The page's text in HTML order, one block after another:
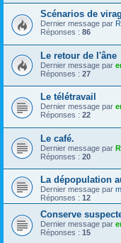
Scénarios de
Dernier message par
Réponses : 86
Le retour de l'âne
Dernier message par
Réponses : 27
Le télétravail
Dernier message par
Réponses : 22
Le café.
Dernier message par
Réponses : 20
La dépopulation
Dernier message par
Réponses : 12
Conserve
Dernier message par
Réponses : 15